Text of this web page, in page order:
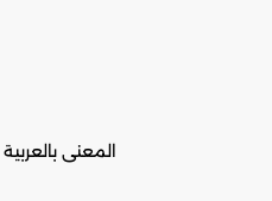
المعنى بالعربية